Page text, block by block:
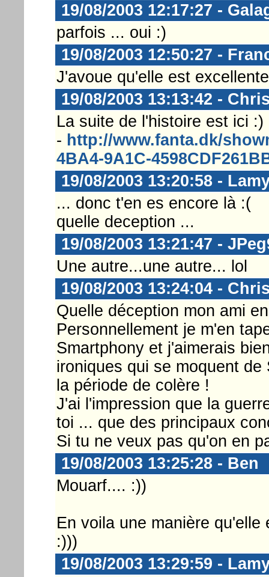
19/08/2003 12:17:27 -
parfois ... oui :)
19/08/2003 12:50:27 -
J'avoue qu'elle est
19/08/2003 13:13:42 -
La suite de l'histoire est ici :)
- http://www.fanta.dk/
4BA4-9A1C-
19/08/2003 13:20:58 -
... donc t'en es encore là :(
quelle deception ...
19/08/2003 13:21:47 -
Une autre...une autre... lol
19/08/2003 13:24:04 -
Quelle déception mon ami
Personnellement je m'en
Smartphony et j'aimerais
ironiques qui se moquent
la période de colère !
J'ai l'impression que la
toi ... que des principaux
Si tu ne veux pas qu'on en
19/08/2003 13:25:28 - Ben
Mouarf.... :))
En voila une manière
:)))
19/08/2003 13:29:59 -